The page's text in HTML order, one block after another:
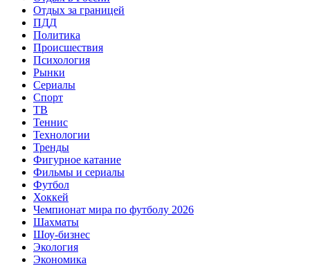
Отдых за границей
ПДД
Политика
Происшествия
Психология
Рынки
Сериалы
Спорт
ТВ
Теннис
Технологии
Тренды
Фигурное катание
Фильмы и сериалы
Футбол
Хоккей
Чемпионат мира по футболу 2026
Шахматы
Шоу-бизнес
Экология
Экономика